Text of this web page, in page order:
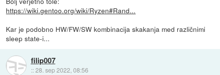
https://wiki.gentoo.org/wiki/Ryzen#Rand...
Kar je podobno HW/FW/SW kombinacija skakanja med različnimi
sleep state-i...
filip007
::28. sep 2022, 08:56